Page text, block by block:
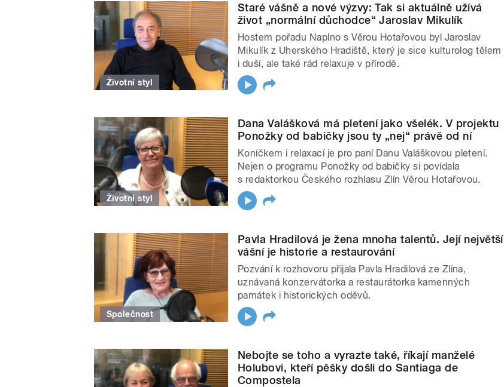
Životní styl
Staré vášně a nové výzvy: Tak si aktuálně užívá
život „normální důchodce“ Jaroslav Mikulík
Hostem pořadu Naplno s Věrou Hotařovou byl Jaroslav
Mikulík z Uherského Hradiště, který je sice kulturolog tělem
i duší, ale také rád relaxuje v přírodě.
Životní styl
Dana Valášková má pletení jako všelék. V projektu
Ponožky od babičky jsou ty „nej“ právě od ní
Koníčkem i relaxací je pro paní Danu Valáškovou pletení.
Nejen o programu Ponožky od babičky si povídala
s redaktorkou Českého rozhlasu Zlín Věrou Hotařovou.
Společnost
Pavla Hradilová je žena mnoha talentů. Její největší
vášní je historie a restaurování
Pozvání k rozhovoru přijala Pavla Hradilová ze Zlína,
uznávaná konzervátorka a restaurátorka kamenných
památek i historických oděvů.
Nebojte se toho a vyrazte také, říkají manželé
Holubovi, kteří pěšky došli do Santiaga de
Compostela